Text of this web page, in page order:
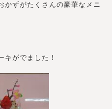
かずがたくさんの豪華なメニ
キがでました！